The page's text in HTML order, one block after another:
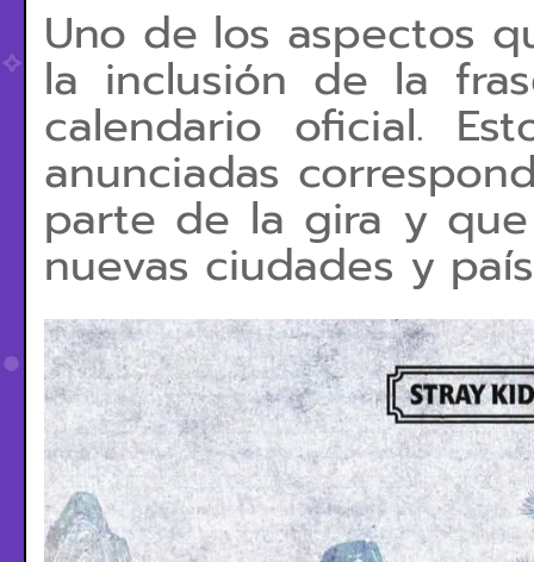
Uno de los aspectos
la inclusión de la
calendario oficial.
anunciadas
parte de la gira y
nuevas ciudades y